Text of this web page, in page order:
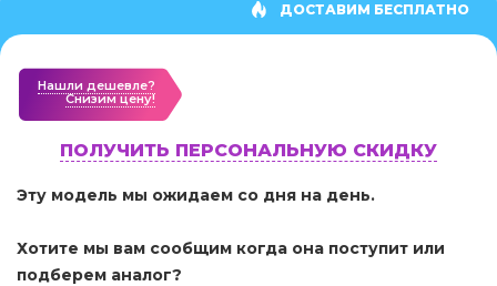
ДОСТАВИМ БЕСПЛАТНО
Нашли дешевле?
Cнизим цену!
ПОЛУЧИТЬ ПЕРСОНАЛЬНУЮ СКИДКУ
Эту модель мы ожидаем со дня на день.
Хотите мы вам сообщим когда она поступит или
подберем аналог?